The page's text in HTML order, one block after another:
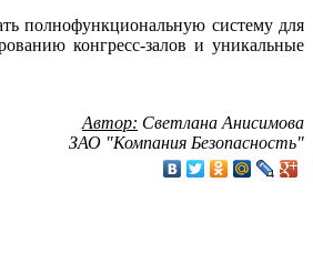
полнофункциональную систему для
конгресс-залов и уникальные
Автор: Светлана Анисимова
ЗАО "Компания Безопасность"